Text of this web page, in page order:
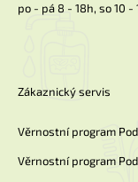
po - pá 8 - 18h, so 10 -
Zákaznický servis
Věrnostní program
Věrnostní program